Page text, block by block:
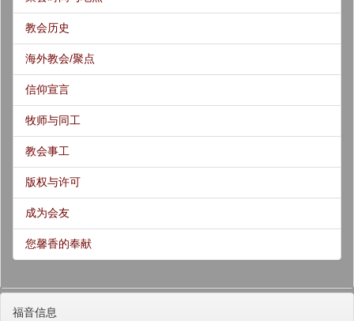
教会历史
海外教会/聚点
信仰宣言
牧师与同工
教会事工
版权与许可
成为会友
您馨香的奉献
福音信息